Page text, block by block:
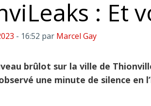
: Et
- 16:52 par Marcel Gay
brûlot sur la ville de
une minute de silence